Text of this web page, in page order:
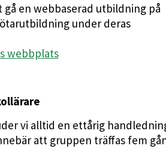
en webbaserad utbildning på
under deras
webbplats
vi alltid en ettårig
att gruppen träffas fem